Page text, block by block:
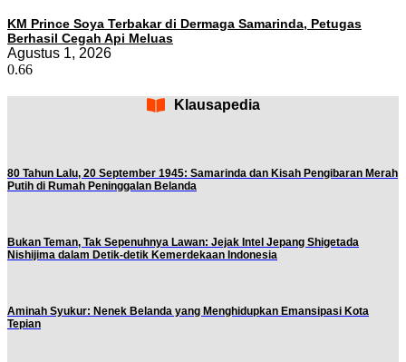
KM Prince Soya Terbakar di Dermaga Samarinda, Petugas
Berhasil Cegah Api Meluas
Agustus 1, 2026
Klausapedia
80 Tahun Lalu, 20 September 1945: Samarinda dan Kisah Pengibaran Merah
Putih di Rumah Peninggalan Belanda
Bukan Teman, Tak Sepenuhnya Lawan: Jejak Intel Jepang Shigetada
Nishijima dalam Detik-detik Kemerdekaan Indonesia
Aminah Syukur: Nenek Belanda yang Menghidupkan Emansipasi Kota
Tepian